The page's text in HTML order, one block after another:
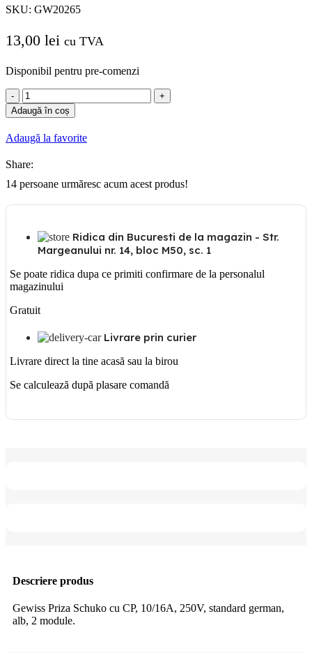
SKU: GW20265
13,00 lei cu TVA
Disponibil pentru pre-comenzi
Cantitate
Gewiss
Priza
Schuko
cu
10/16A,
250V,
module
Adaugă în coș
Adaugă la favorite
Share:
14 persoane urmăresc acum acest produs!
Ridica din Bucuresti de la magazin - Str.
Margeanului nr. 14, bloc M50, sc. 1
Se poate ridica dupa ce primiti confirmare de la personalul
magazinului
Gratuit
Livrare prin curier
Livrare direct la tine acasă sau la birou
Se calculează după plasare comandă
Descriere produs
Gewiss Priza Schuko cu CP, 10/16A, 250V, standard german,
alb, 2 module.